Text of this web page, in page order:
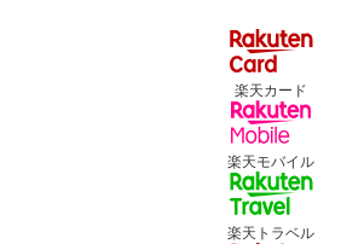
楽天カード
楽天モバイル
楽天トラベル